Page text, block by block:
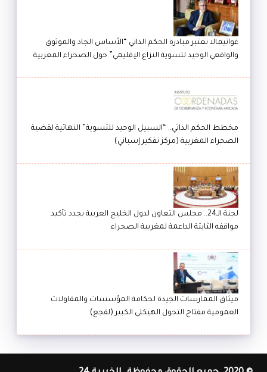
غواتيمالا تعتبر مبادرة الحكم الذاتي “الأساس الجاد والموثوق
والواقعي الوحيد لتسوية النزاع الإقليمي” حول الصحراء المغربية
مخطط الحكم الذاتي.. “السبيل الوحيد للتسوية” النهائية لقضية
الصحراء المغربية (مركز تفكير إسباني)
لجنة الـ24.. مجلس التعاون لدول الخليج العربية يجدد تأكيد
مواقفه الثابتة الداعمة لمغربية الصحراء
ميثاق الممارسات الجيدة لحكامة المؤسسات والمقاولات
العمومية مفتاح التحول الهيكلي الكبير (لقجع)